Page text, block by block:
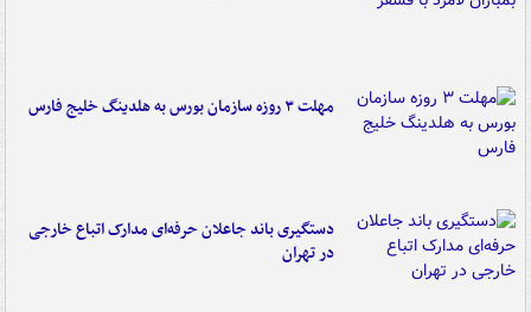
مهلت ۳ روزه سازمان بورس به هلدینگ خلیج فارس
دستگیری باند جاعلان حرفه‌ای مدارک اتباع خارجی
در تهران